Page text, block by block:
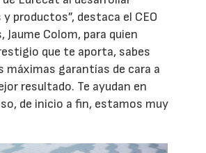
productos”, destaca el CEO
Jaume Colom, para quien
que te aporta, sabes
máximas garantías de cara a
resultado. Te ayudan en
de inicio a fin, estamos muy